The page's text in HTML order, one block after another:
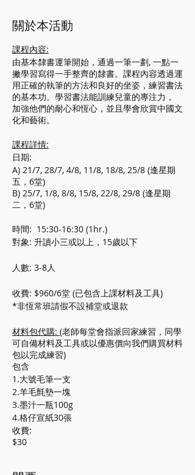
關於本活動
課程內容:
由基本隸書運筆開始，通過一筆一劃, 一點一
撇學習寫得一手整齊的隸書。課程內容透過運
用正確的執筆的方法和良好的坐姿，練習書法
的基本功。學習書法能訓練兒童的專注力，
加強他們的耐心和恆心，並且學會欣賞中國文
化和藝術。
課程詳情:
日期:
A) 21/7, 28/7, 4/8, 11/8, 18/8, 25/8 (逢星期
五，6堂)
B) 25/7, 1/8, 8/8, 15/8, 22/8, 29/8 (逢星期
二，6堂)
時間: 15:30-16:30 (1hr.)
對象: 升讀小三或以上，15歲以下
人數: 3-8人
收費: $960/6堂 (已包含上課材料及工具)
*非恆常班請假不設補堂或退款
材料包代購: (老師每堂會指派回家練習，同學
可自備材料及工具或以優惠價向我們購買材料
包以完成練習)
包含
1.大號毛筆一支
2.羊毛氈墊一塊
3.墨汁一瓶100g
4.格仔宣紙30張
收費:
$30